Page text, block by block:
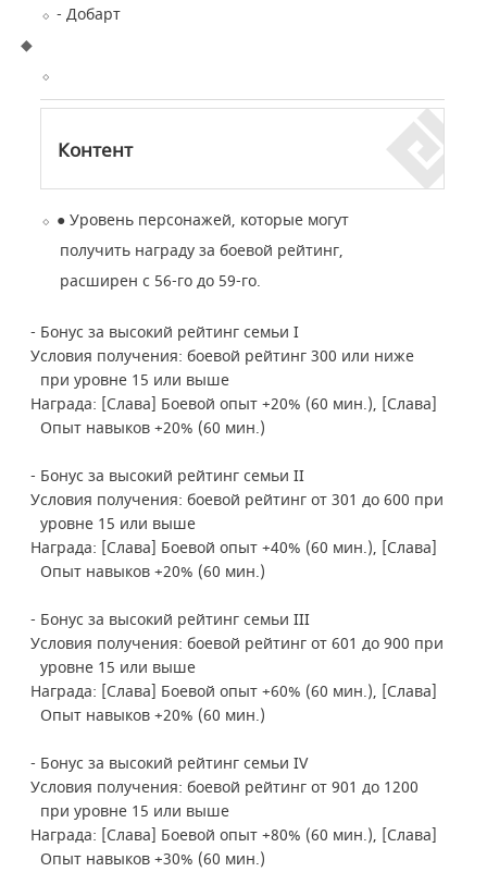
- Добарт
Контент
●Уровень персонажей, которые могут
получить награду за боевой рейтинг,
расширен с 56-го до 59-го.
- Бонус за высокий рейтинг семьи I
Условия получения: боевой рейтинг 300 или ниже
при уровне 15 или выше
Награда: [Слава] Боевой опыт +20% (60 мин.), [Слава]
Опыт навыков +20% (60 мин.)
- Бонус за высокий рейтинг семьи II
Условия получения: боевой рейтинг от 301 до 600 при
уровне 15 или выше
Награда: [Слава] Боевой опыт +40% (60 мин.), [Слава]
Опыт навыков +20% (60 мин.)
- Бонус за высокий рейтинг семьи III
Условия получения: боевой рейтинг от 601 до 900 при
уровне 15 или выше
Награда: [Слава] Боевой опыт +60% (60 мин.), [Слава]
Опыт навыков +20% (60 мин.)
- Бонус за высокий рейтинг семьи IV
Условия получения: боевой рейтинг от 901 до 1200
при уровне 15 или выше
Награда: [Слава] Боевой опыт +80% (60 мин.), [Слава]
Опыт навыков +30% (60 мин.)